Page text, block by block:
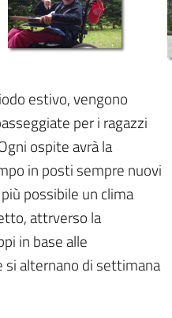
estivo, vengono
per i ragazzi
ospite avrà la
in posti sempre nuovi
possibile un clima
attrverso la
in base alle
si alternano di settimana